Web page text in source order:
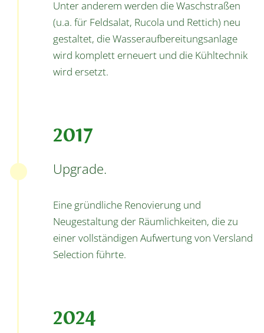
Unter anderem werden die Waschstraßen
(u.a. für Feldsalat, Rucola und Rettich) neu
gestaltet, die Wasseraufbereitungsanlage
wird komplett erneuert und die Kühltechnik
wird ersetzt.
2017
Upgrade.
Eine gründliche Renovierung und
Neugestaltung der Räumlichkeiten, die zu
einer vollständigen Aufwertung von Versland
Selection führte.
2024